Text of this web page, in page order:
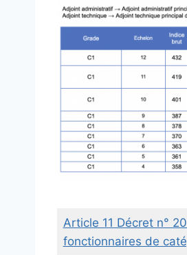
Article 11 Décret n°
fonctionnaires de